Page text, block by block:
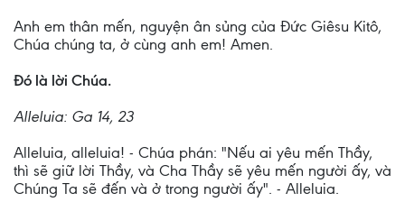
Anh em thân mến, nguyện ân sủng của Ðức Giêsu Kitô,
Chúa chúng ta, ở cùng anh em! Amen.
Ðó là lời Chúa.
Alleluia: Ga 14, 23
Alleluia, alleluia! - Chúa phán: "Nếu ai yêu mến Thầy,
thì sẽ giữ lời Thầy, và Cha Thầy sẽ yêu mến người ấy, và
Chúng Ta sẽ đến và ở trong người ấy". - Alleluia.